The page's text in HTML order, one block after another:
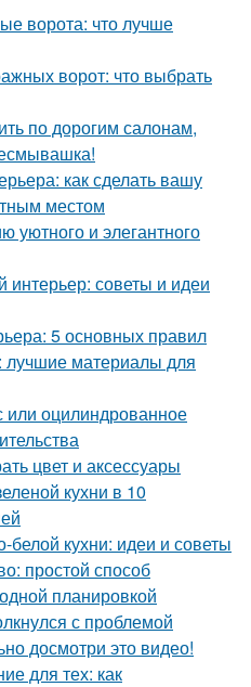
ворота: что лучше
ворот: что выбрать
по дорогим салонам,
как сделать вашу
местом
уютного и элегантного
интерьер: советы и идеи
5 основных правил
лучшие материалы для
оцилиндрованное
цвет и аксессуары
кухни в 10
кухни: идеи и советы
простой способ
планировкой
с проблемой
досмотри это видео!
для тех: как